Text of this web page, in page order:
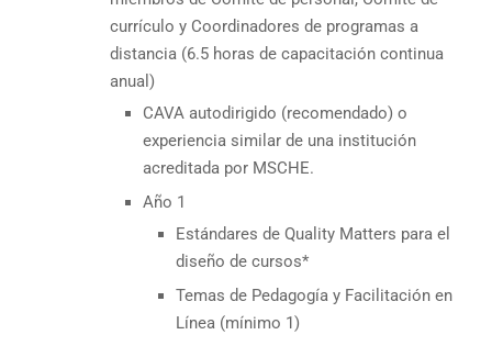
currículo y Coordinadores de programas a
distancia (6.5 horas de capacitación continua
anual)
CAVA autodirigido (recomendado) o
experiencia similar de una institución
acreditada por MSCHE.
Año 1
Estándares de Quality Matters para el
diseño de cursos*
Temas de Pedagogía y Facilitación en
Línea (mínimo 1)